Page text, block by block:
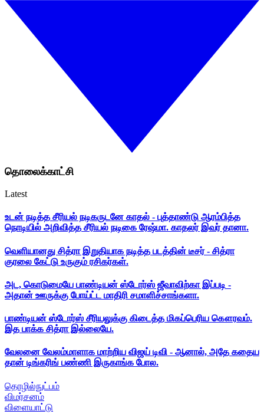
தொலைக்காட்சி
Latest
உடன் நடித்த சீரியல் நடிகருடனே காதல் - புத்தாண்டு ஆரம்பித்த
நொடியில் அறிவித்த சீரியல் நடிகை ரேஷ்மா. காதலர் இவர் தானா.
வெளியானது சித்ரா இறுதியாக நடித்த படத்தின் டீசர் - சித்ரா
குரலை கேட்டு உருகும் ரசிகர்கள்.
அட, கொடுமையே பாண்டியன் ஸ்டோர்ஸ் ஜீவாவிற்கா இப்படி -
அதான் ஊருக்கு போய்ட்ட மாதிரி சமாளிச்சாங்களா.
பாண்டியன் ஸ்டோர்ஸ் சீரியலுக்கு கிடைத்த மிகப்பெரிய கௌரவம்.
இத பாக்க சித்ரா இல்லையே.
வேலனை வேலம்மாளாக மாற்றிய விஜய் டிவி - ஆனால், அதே கதைய
தான் டிங்கரிங் பண்ணி இருகாங்க போல.
தொழில்நுட்பம்
விமர்சனம்
விளையாட்டு